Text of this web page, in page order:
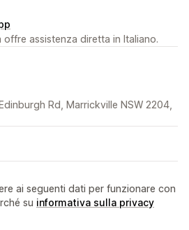
assistenza diretta in Italiano.
Rd, Marrickville NSW 2204,
ai seguenti dati per funzionare con
su informativa sulla privacy